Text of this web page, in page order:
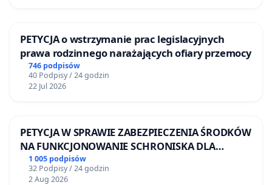
PETYCJA o wstrzymanie prac legislacyjnych
prawa rodzinnego narażających ofiary przemocy
746 podpisów
40 Podpisy / 24 godzin
22 Jul 2026
PETYCJA W SPRAWIE ZABEZPIECZENIA ŚRODKÓW
NA FUNKCJONOWANIE SCHRONISKA DLA
BEZDOMNYCH ZWIERZĄT W SKARYSZEWIE
1 005 podpisów
32 Podpisy / 24 godzin
2 Aug 2026